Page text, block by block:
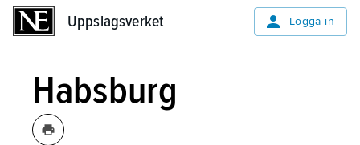
Uppslagsverket Logga in
Habsburg